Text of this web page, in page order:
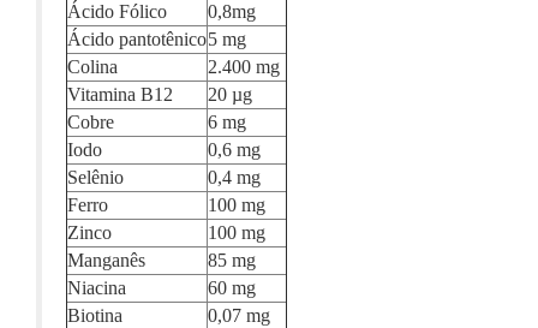
Ácido Fólico
0,8mg
Ácido pantotênico5 mg
Colina
2.400 mg
Vitamina B12
20 µg
Cobre
6 mg
Iodo
0,6 mg
Selênio
0,4 mg
Ferro
100 mg
Zinco
100 mg
Manganês
85 mg
Niacina
60 mg
Biotina
0,07 mg